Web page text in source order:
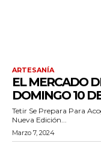
ARTESANÍA
EL MERCADO
DOMINGO 10
Tetir Se Prepara Para
Nueva Edición...
Marzo 7, 2024